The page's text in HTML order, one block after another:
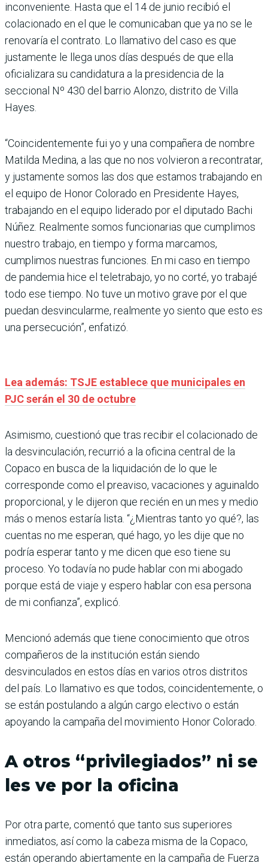
inconveniente. Hasta que el 14 de junio recibió el
colacionado en el que le comunicaban que ya no se le
renovaría el contrato. Lo llamativo del caso es que
justamente le llega unos días después de que ella
oficializara su candidatura a la presidencia de la
seccional Nº 430 del barrio Alonzo, distrito de Villa
Hayes.
“Coincidentemente fui yo y una compañera de nombre
Matilda Medina, a las que no nos volvieron a recontratar,
y justamente somos las dos que estamos trabajando en
el equipo de Honor Colorado en Presidente Hayes,
trabajando en el equipo liderado por el diputado Bachi
Núñez. Realmente somos funcionarias que cumplimos
nuestro trabajo, en tiempo y forma marcamos,
cumplimos nuestras funciones. En mi caso en tiempo
de pandemia hice el teletrabajo, yo no corté, yo trabajé
todo ese tiempo. No tuve un motivo grave por el que
puedan desvincularme, realmente yo siento que esto es
una persecución”, enfatizó.
Lea además: TSJE establece que municipales en
PJC serán el 30 de octubre
Asimismo, cuestionó que tras recibir el colacionado de
la desvinculación, recurrió a la oficina central de la
Copaco en busca de la liquidación de lo que le
corresponde como el preaviso, vacaciones y aguinaldo
proporcional, y le dijeron que recién en un mes y medio
más o menos estaría lista. “¿Mientras tanto yo qué?, las
cuentas no me esperan, qué hago, yo les dije que no
podría esperar tanto y me dicen que eso tiene su
proceso. Yo todavía no pude hablar con mi abogado
porque está de viaje y espero hablar con esa persona
de mi confianza”, explicó.
Mencionó además que tiene conocimiento que otros
compañeros de la institución están siendo
desvinculados en estos días en varios otros distritos
del país. Lo llamativo es que todos, coincidentemente, o
se están postulando a algún cargo electivo o están
apoyando la campaña del movimiento Honor Colorado.
A otros “privilegiados” ni se
les ve por la oficina
Por otra parte, comentó que tanto sus superiores
inmediatos, así como la cabeza misma de la Copaco,
están operando abiertamente en la campaña de Fuerza